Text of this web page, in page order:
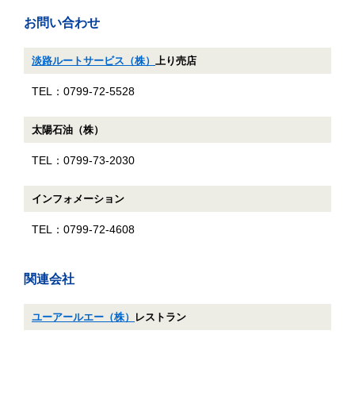
お問い合わせ
淡路ルートサービス（株） 上り売店
TEL：0799-72-5528
太陽石油（株）
TEL：0799-73-2030
インフォメーション
TEL：0799-72-4608
関連会社
ユーアールエー（株） レストラン